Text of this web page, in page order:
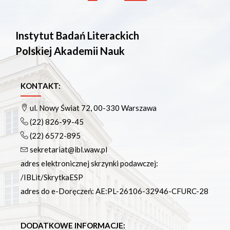
Edukacja
Studia podyplomowe
Kursy
Szkolenia
Szkoła Doktorska Anthropos
Erasmus
Olimpiada Literatury i Języka Polskiego
Olimpiada Literatury i Języka Polskiego dla Szkół
Podstawowych
Biblioteka
O bibliotece
Godziny otwarcia
Nowości
Instytut Badań Literackich
Polskiej Akademii Nauk
KONTAKT:
ul. Nowy Świat 72, 00-330 Warszawa
(22) 826-99-45
(22) 6572-895
sekretariat@ibl.waw.pl
adres elektronicznej skrzynki podawczej:
/IBLit/SkrytkaESP
adres do e-Doręczeń: AE:PL-26106-32946-CFURC-28
DODATKOWE INFORMACJE: